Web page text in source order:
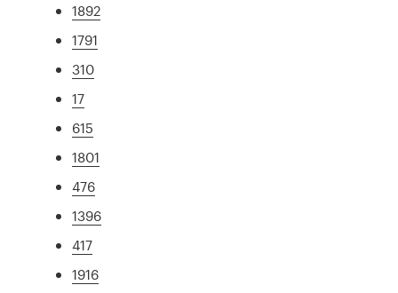
1892
1791
310
17
615
1801
476
1396
417
1916